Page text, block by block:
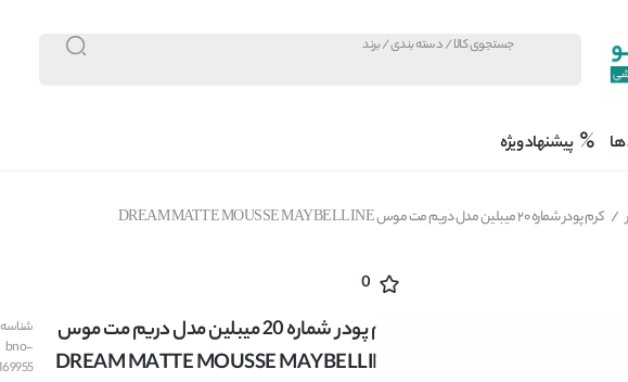
ها پیشنهاد ویژه
/ کرم پودر شماره 20 میبلین مدل دریم مت موس DREAM MATTE MOUSSE MAYBELLINE
0
کرم پودر شماره 20 میبلین مدل دریم مت موس
DREAM MATTE MOUSSE MAYBELLINE
شناسه
bno-